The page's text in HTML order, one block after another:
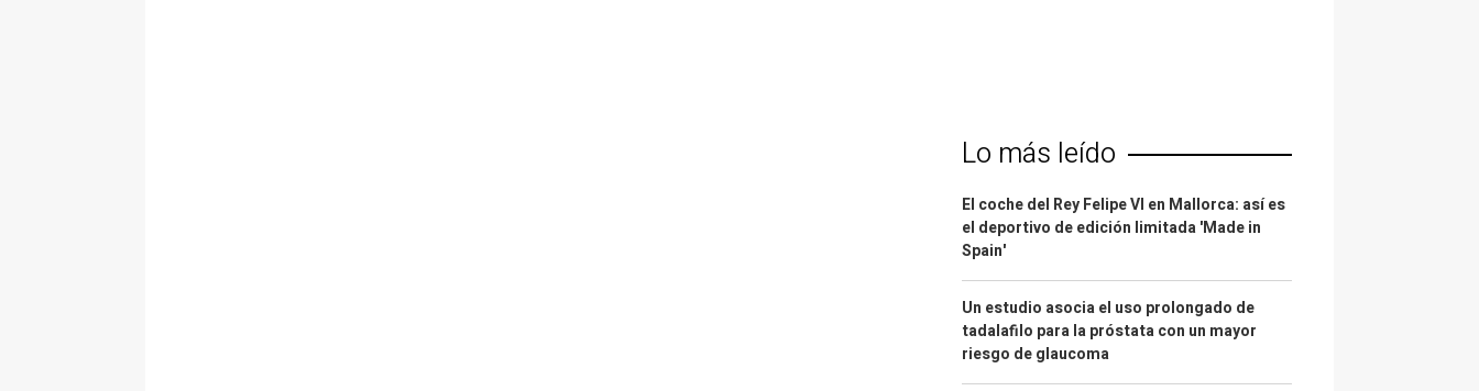
Lo más leído
El coche del Rey Felipe VI en Mallorca: así es
el deportivo de edición limitada 'Made in
Spain'
Un estudio asocia el uso prolongado de
tadalafilo para la próstata con un mayor
riesgo de glaucoma